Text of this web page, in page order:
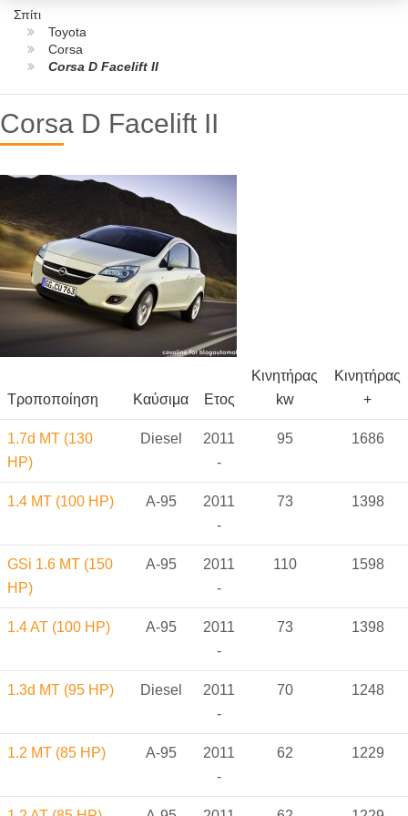
Σπίτι
Toyota
Corsa
Corsa D Facelift II
Corsa D Facelift II
Τροποποίηση Καύσιμα Ετος
Κινητήρας
kw
Κινητήρας
+
1.7d MT (130
HP)
Diesel
2011
-
95 1686
1.4 MT (100 HP) A-95
2011
-
73 1398
GSi 1.6 MT (150
HP)
A-95
2011
-
110 1598
1.4 AT (100 HP) A-95
2011
-
73 1398
1.3d MT (95 HP) Diesel
2011
-
70 1248
1.2 MT (85 HP) A-95
2011
-
62 1229